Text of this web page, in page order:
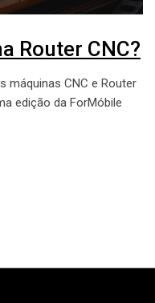
Router CNC?
máquinas CNC e Router
edição da ForMóbile